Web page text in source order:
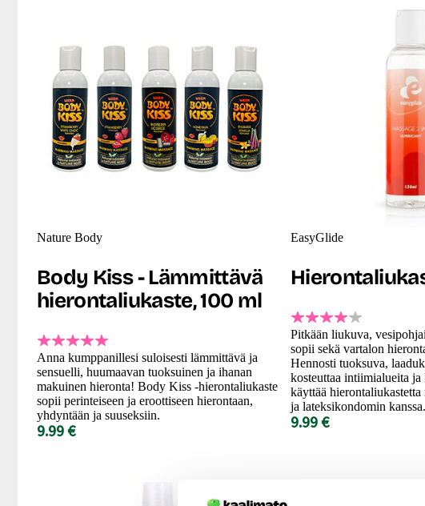
Nature Body
Body Kiss - Lämmittävä
hierontaliukaste, 100 ml
Anna kumppanillesi suloisesti lämmittävä ja
sensuelli, huumaavan tuoksuinen ja ihanan
makuinen hieronta! Body Kiss -hierontaliukaste
sopii perinteiseen ja eroottiseen hierontaan,
yhdyntään ja suuseksiin.
9.99 €
EasyGlide
Pitkään liukuva,
sopii sekä vartalon
Hennosti tuoksuva,
kosteuttaa intiimialueita
käyttää
ja lateksikondomin kanssa.
9.99 €